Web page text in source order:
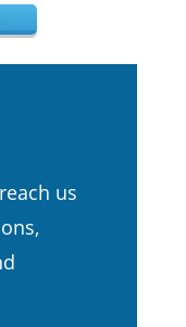
ግምባርህንም
የነገርሁህን
ወደ ወገንህ
us